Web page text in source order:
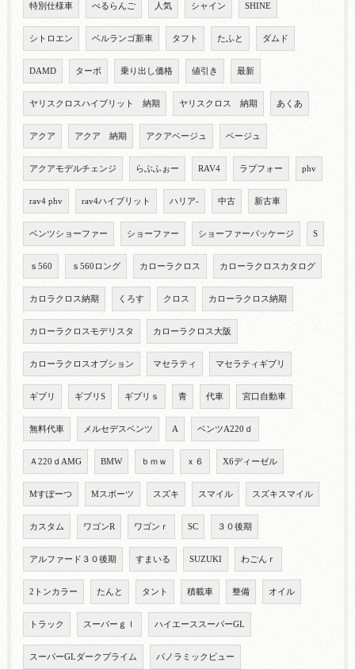
特別仕様車 べるらんご 人気 シャイン SHINE
シトロエン ベルランゴ新車 タフト たふと ダムド
DAMD ターボ 乗り出し価格 値引き 最新
ヤリスクロスハイブリット 納期 ヤリスクロス 納期 あくあ
アクア アクア 納期 アクアベージュ ベージュ
アクアモデルチェンジ らぶふぉー RAV4 ラブフォー phv
rav4 phv rav4ハイブリット ハリア- 中古 新古車
ベンツショーファー ショーファー ショーファーパッケージ S
ｓ560 ｓ560ロング カローラクロス カローラクロスカタログ
カロラクロス納期 くろす クロス カローラクロス納期
カローラクロスモデリスタ カローラクロス大阪
カローラクロスオプション マセラティ マセラティギブリ
ギブリ ギブリS ギブリｓ 青 代車 宮口自動車
無料代車 メルセデスベンツ A ベンツA220ｄ
Ａ220ｄAMG BMW ｂｍｗ ｘ６ X6ディーゼル
Mすぽーつ Mスポーツ スズキ スマイル スズキスマイル
カスタム ワゴンR ワゴンｒ SC ３０後期
アルファード３０後期 すまいる SUZUKI わごんｒ
2トンカラー たんと タント 積載車 整備 オイル
トラック スーパーｇｌ ハイエーススーパーGL
スーパーGLダークプライム パノラミックビュー